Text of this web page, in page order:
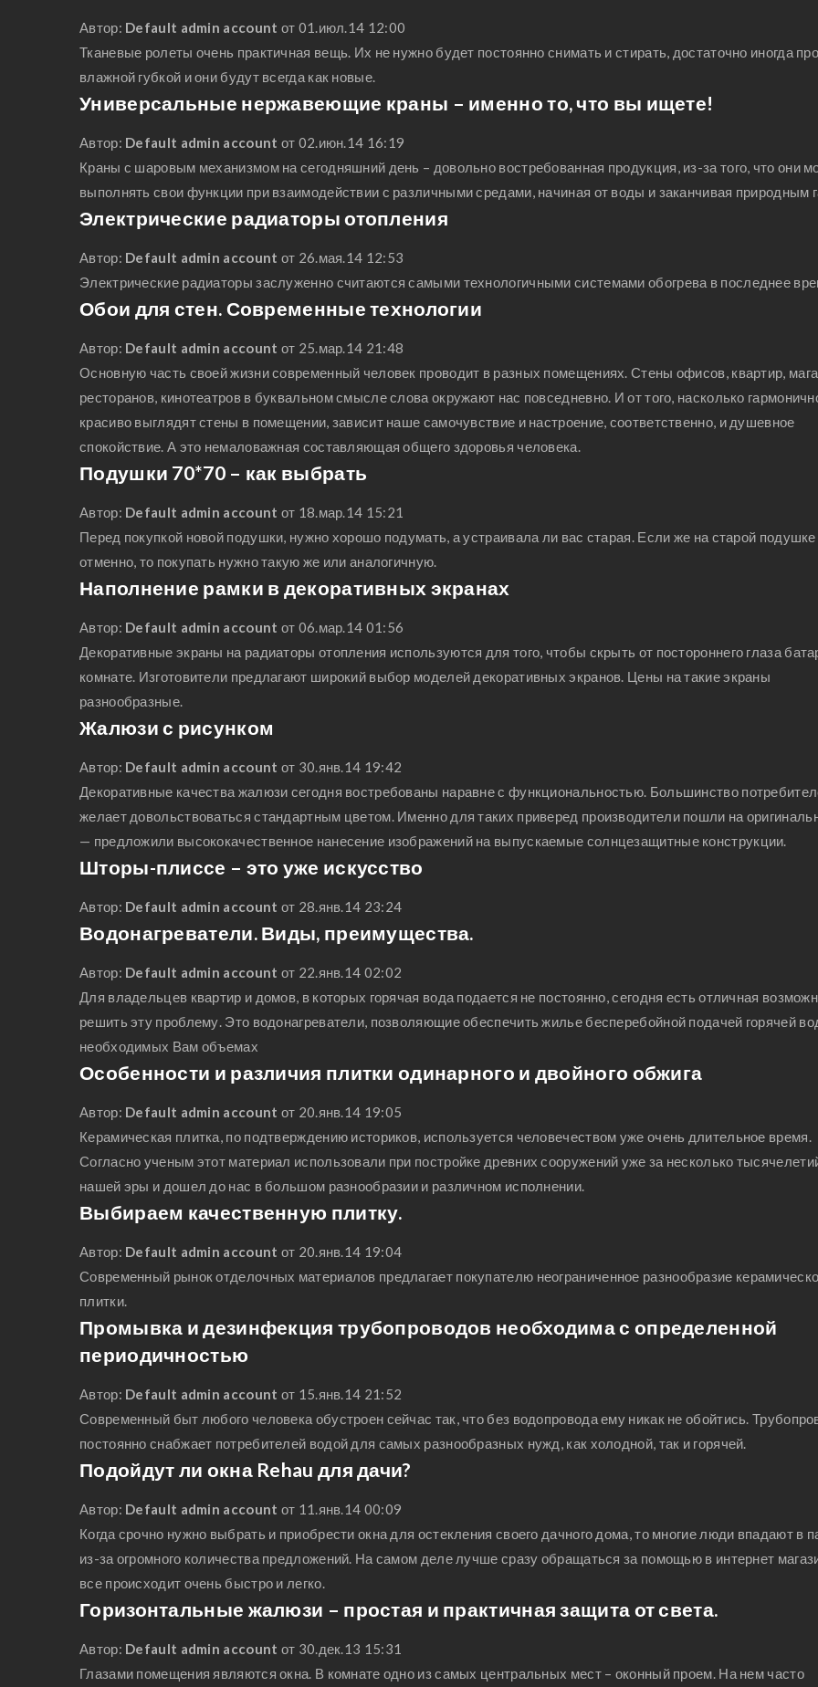
Автор: Default admin account от 01.июл.14 12:00
Тканевые ролеты очень практичная вещь. Их не нужно будет постоянно снимать и стирать, достаточно иногда
влажной губкой и они будут всегда как новые.
Универсальные нержавеющие краны – именно то, что вы ищете!
Автор: Default admin account от 02.июн.14 16:19
Краны с шаровым механизмом на сегодняшний день – довольно востребованная продукция, из-за того, что они
выполнять свои функции при взаимодействии с различными средами, начиная от воды и заканчивая природным
Электрические радиаторы отопления
Автор: Default admin account от 26.мая.14 12:53
Электрические радиаторы заслуженно считаются самыми технологичными системами обогрева в последнее
Обои для стен. Современные технологии
Автор: Default admin account от 25.мар.14 21:48
Основную часть своей жизни современный человек проводит в разных помещениях. Стены офисов, квартир,
ресторанов, кинотеатров в буквальном смысле слова окружают нас повседневно. И от того, насколько
красиво выглядят стены в помещении, зависит наше самочувствие и настроение, соответственно, и душевное
спокойствие. А это немаловажная составляющая общего здоровья человека.
Подушки 70*70 – как выбрать
Автор: Default admin account от 18.мар.14 15:21
Перед покупкой новой подушки, нужно хорошо подумать, а устраивала ли вас старая. Если же на старой
отменно, то покупать нужно такую же или аналогичную.
Наполнение рамки в декоративных экранах
Автор: Default admin account от 06.мар.14 01:56
Декоративные экраны на радиаторы отопления используются для того, чтобы скрыть от постороннего глаза
комнате. Изготовители предлагают широкий выбор моделей декоративных экранов. Цены на такие экраны
разнообразные.
Жалюзи с рисунком
Автор: Default admin account от 30.янв.14 19:42
Декоративные качества жалюзи сегодня востребованы наравне с функциональностью. Большинство
желает довольствоваться стандартным цветом. Именно для таких приверед производители пошли на
— предложили высококачественное нанесение изображений на выпускаемые солнцезащитные конструкции.
Шторы-плиссе – это уже искусство
Автор: Default admin account от 28.янв.14 23:24
Водонагреватели. Виды, преимущества.
Автор: Default admin account от 22.янв.14 02:02
Для владельцев квартир и домов, в которых горячая вода подается не постоянно, сегодня есть отличная
решить эту проблему. Это водонагреватели, позволяющие обеспечить жилье бесперебойной подачей горячей
необходимых Вам объемах
Особенности и различия плитки одинарного и двойного обжига
Автор: Default admin account от 20.янв.14 19:05
Керамическая плитка, по подтверждению историков, используется человечеством уже очень длительное время.
Согласно ученым этот материал использовали при постройке древних сооружений уже за несколько
нашей эры и дошел до нас в большом разнообразии и различном исполнении.
Выбираем качественную плитку.
Автор: Default admin account от 20.янв.14 19:04
Современный рынок отделочных материалов предлагает покупателю неограниченное разнообразие
плитки.
Промывка и дезинфекция трубопроводов необходима с определенной
периодичностью
Автор: Default admin account от 15.янв.14 21:52
Современный быт любого человека обустроен сейчас так, что без водопровода ему никак не обойтись.
постоянно снабжает потребителей водой для самых разнообразных нужд, как холодной, так и горячей.
Подойдут ли окна Rehau для дачи?
Автор: Default admin account от 11.янв.14 00:09
Когда срочно нужно выбрать и приобрести окна для остекления своего дачного дома, то многие люди впадают в
из-за огромного количества предложений. На самом деле лучше сразу обращаться за помощью в интернет
все происходит очень быстро и легко.
Горизонтальные жалюзи – простая и практичная защита от света.
Автор: Default admin account от 30.дек.13 15:31
Глазами помещения являются окна. В комнате одно из самых центральных мест – оконный проем. На нем часто